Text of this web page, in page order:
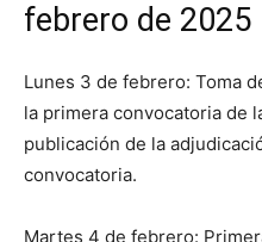
febrero de 2025
Lunes 3 de febrero: Toma
la primera convocatoria de
publicación de la
convocatoria.
Martes 4 de febrero: